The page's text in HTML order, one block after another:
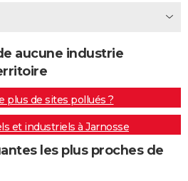
aucune industrie
plus de sites pollués ?
et industriels à Jarnosse
les plus proches de